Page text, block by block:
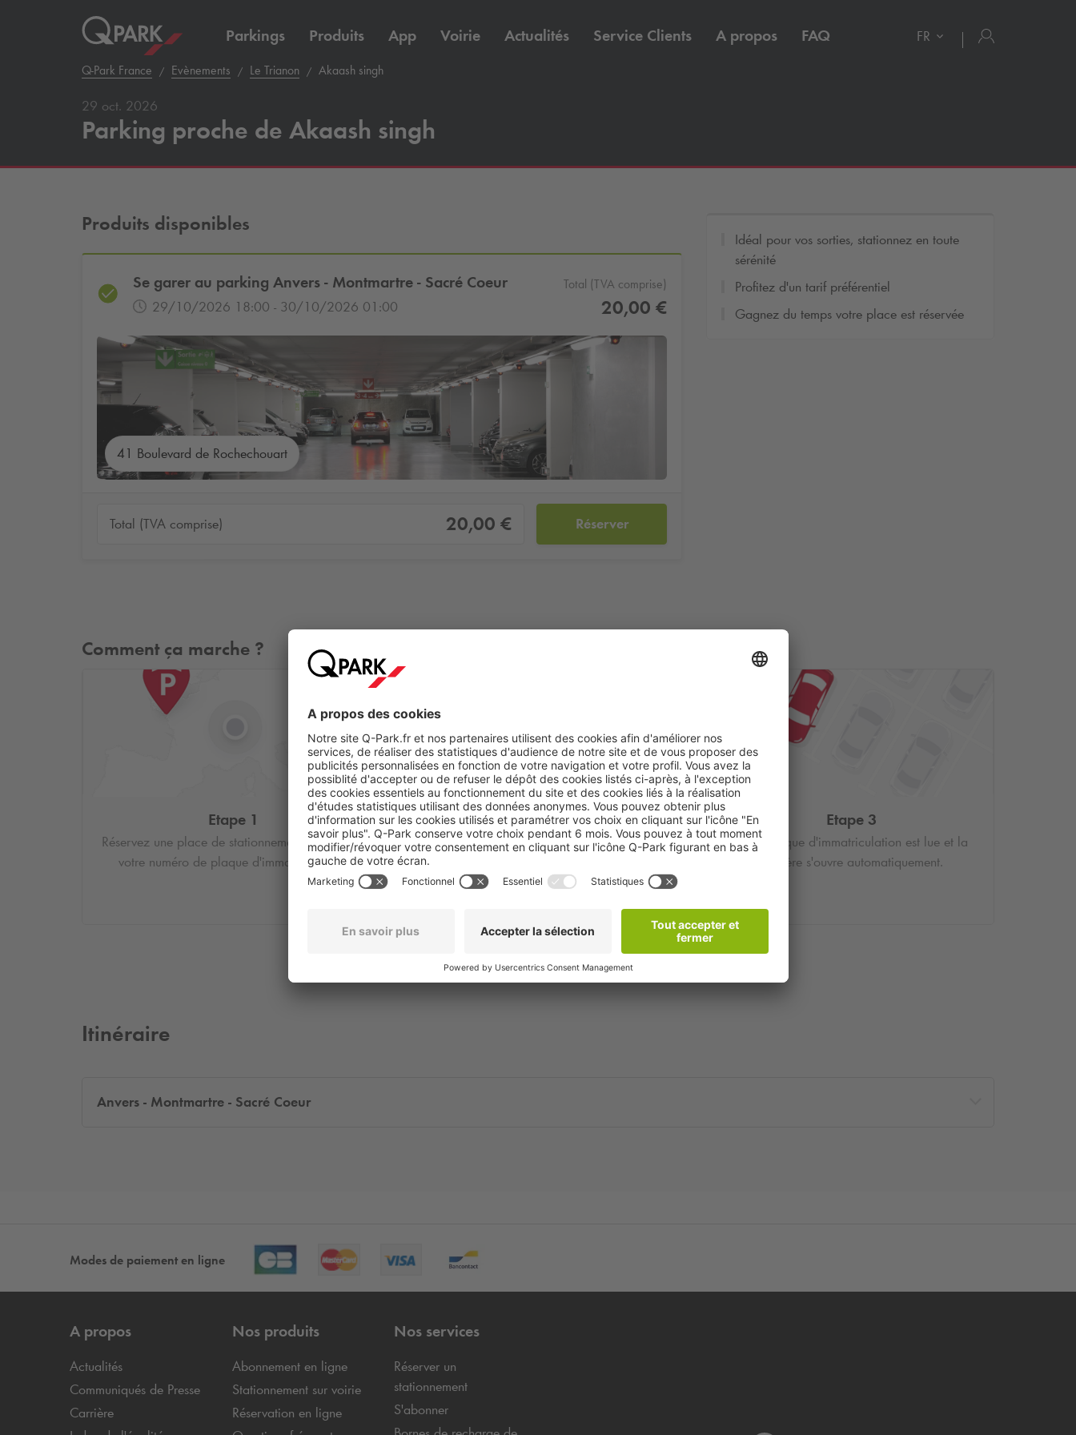
Parkings Produits App Voirie Actualités Service Clients A propos FAQ FR
Q-Park France Evènements Le Trianon Akaash singh
29 oct. 2026
Parking proche de Akaash singh
Produits disponibles
Se garer au parking Anvers - Montmartre - Sacré Coeur
29/10/2026 18:00 - 30/10/2026 01:00
Total (TVA comprise)
20,00 €
41 Boulevard de Rochechouart
Total (TVA comprise) 20,00 € Réserver
Idéal pour vos sorties, stationnez en toute
sérénité
Profitez d'un tarif préférentiel
Gagnez du temps votre place est réservée
Comment ça marche ?
Etape 1
Réservez une place de stationnement et saisissez
votre numéro de plaque d'immatriculation.
Etape 2
Vous recevrez un mail de confirmation dans les
Etape 3
Votre plaque d'immatriculation est lue et la
barrière s'ouvre automatiquement.
Itinéraire
Anvers - Montmartre - Sacré Coeur
Modes de paiement en ligne
A propos
Actualités
Communiqués de Presse
Carrière
Nos produits
Abonnement en ligne
Stationnement sur voirie
Réservation en ligne
Nos services
Réserver un
stationnement
S'abonner